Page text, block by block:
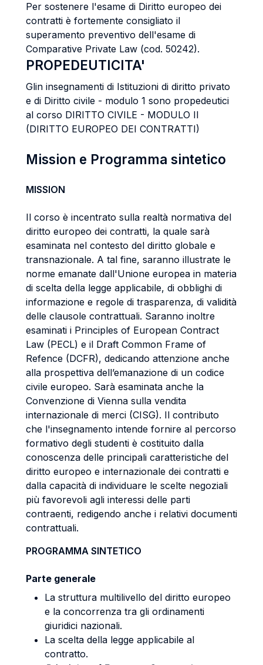
Per sostenere l'esame di Diritto europeo dei
contratti è fortemente consigliato il
superamento preventivo dell'esame di
Comparative Private Law (cod. 50242).
PROPEDEUTICITA'
Glin insegnamenti di Istituzioni di diritto privato
e di Diritto civile - modulo 1 sono propedeutici
al corso DIRITTO CIVILE - MODULO II
(DIRITTO EUROPEO DEI CONTRATTI)
Mission e Programma sintetico
MISSION
Il corso è incentrato sulla realtà normativa del
diritto europeo dei contratti, la quale sarà
esaminata nel contesto del diritto globale e
transnazionale. A tal fine, saranno illustrate le
norme emanate dall'Unione europea in materia
di scelta della legge applicabile, di obblighi di
informazione e regole di trasparenza, di validità
delle clausole contrattuali. Saranno inoltre
esaminati i Principles of European Contract
Law (PECL) e il Draft Common Frame of
Refence (DCFR), dedicando attenzione anche
alla prospettiva dell’emanazione di un codice
civile europeo. Sarà esaminata anche la
Convenzione di Vienna sulla vendita
internazionale di merci (CISG). Il contributo
che l'insegnamento intende fornire al percorso
formativo degli studenti è costituito dalla
conoscenza delle principali caratteristiche del
diritto europeo e internazionale dei contratti e
dalla capacità di individuare le scelte negoziali
più favorevoli agli interessi delle parti
contraenti, redigendo anche i relativi documenti
contrattuali.
PROGRAMMA SINTETICO
Parte generale
La struttura multilivello del diritto europeo
e la concorrenza tra gli ordinamenti
giuridici nazionali.
La scelta della legge applicabile al
contratto.